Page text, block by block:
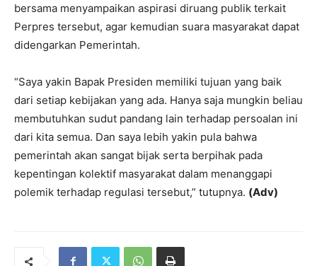
bersama menyampaikan aspirasi diruang publik terkait
Perpres tersebut, agar kemudian suara masyarakat dapat
didengarkan Pemerintah.
“Saya yakin Bapak Presiden memiliki tujuan yang baik
dari setiap kebijakan yang ada. Hanya saja mungkin beliau
membutuhkan sudut pandang lain terhadap persoalan ini
dari kita semua. Dan saya lebih yakin pula bahwa
pemerintah akan sangat bijak serta berpihak pada
kepentingan kolektif masyarakat dalam menanggapi
polemik terhadap regulasi tersebut,” tutupnya. (Adv)